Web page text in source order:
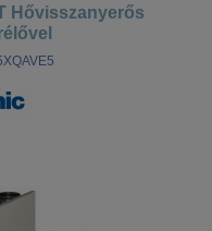
Hővisszanyerős